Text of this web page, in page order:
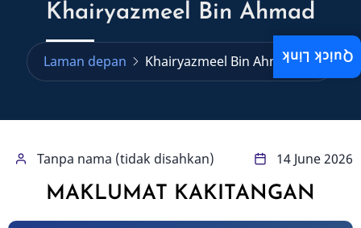
Khairyazmeel Bin Ahmad
Laman depan Khairyazmeel Bin Ahmad
Tanpa nama (tidak disahkan) 14 June 2026
MAKLUMAT KAKITANGAN
Quick Link